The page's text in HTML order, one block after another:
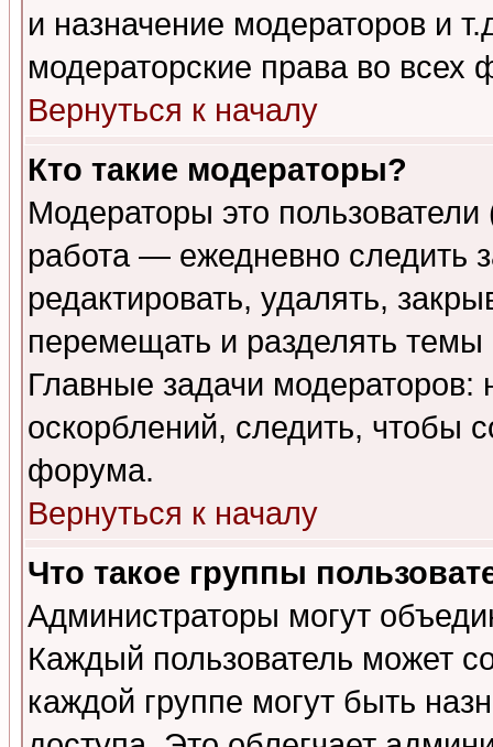
и назначение модераторов и
модераторские права во всех
Вернуться к началу
Кто такие модераторы?
Модераторы это
работа — ежедневно следить
редактировать, удалять,
перемещать и разделять
Главные задачи
оскорблений, следить, чтобы
форума.
Вернуться к началу
Что такое группы
Администраторы могут
Каждый пользователь может
каждой группе могут быть